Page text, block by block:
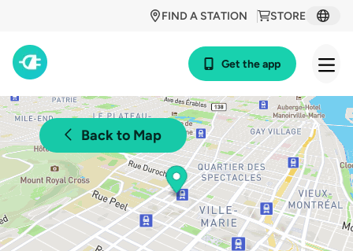
STORE
FIND A STATION
Get the app
Back to Map